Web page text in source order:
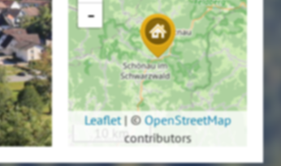
−
10 km
Leaflet |©OpenStreetMap
contributors